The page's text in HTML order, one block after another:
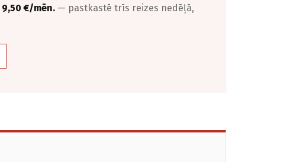
9,50 €/mēn. — pastkastē trīs reizes nedēļā,